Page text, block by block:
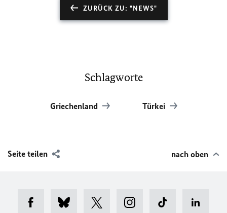
ZURÜCK ZU: "NEWS"
Schlagworte
Griechenland Türkei
Seite teilen nach oben